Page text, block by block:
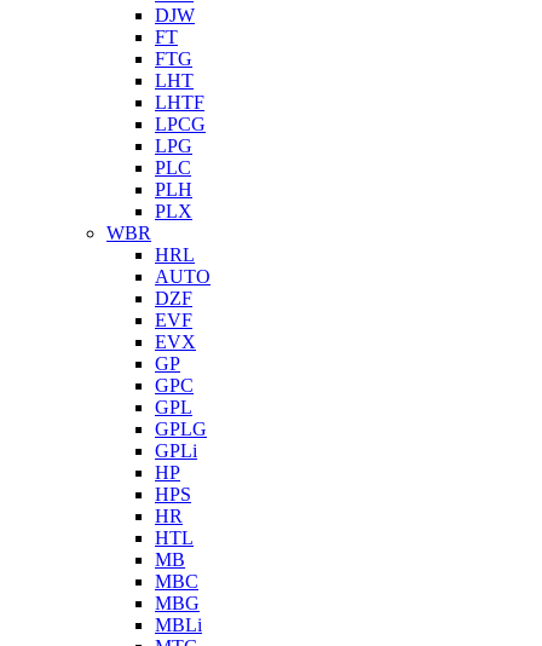
DJW
FT
FTG
LHT
LHTF
LPCG
LPG
PLC
PLH
PLX
WBR
HRL
AUTO
DZF
EVF
EVX
GP
GPC
GPL
GPLG
GPLi
HP
HPS
HR
HTL
MB
MBC
MBG
MBLi